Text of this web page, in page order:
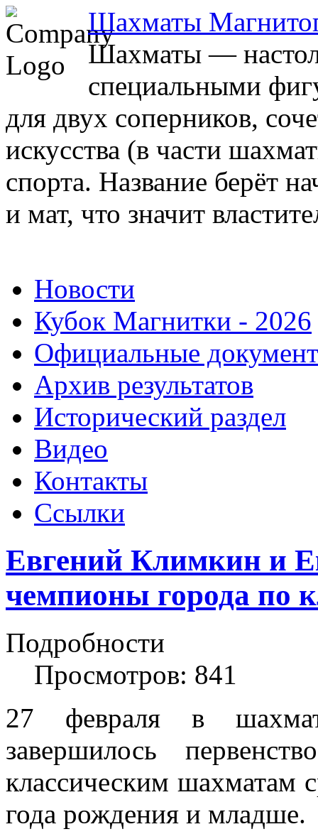
Шахматы
Шахматы —
специальными
для двух соперников,
искусства (в части
спорта. Название берёт
и мат, что значит
Новости
Кубок Магнитки - 2026
Официальные
Архив результатов
Исторический раздел
Видео
Контакты
Ссылки
Евгений Климкин и
чемпионы города по
Подробности
Просмотров: 841
27 февраля в
завершилось
классическим шахматам
года рождения и младше.